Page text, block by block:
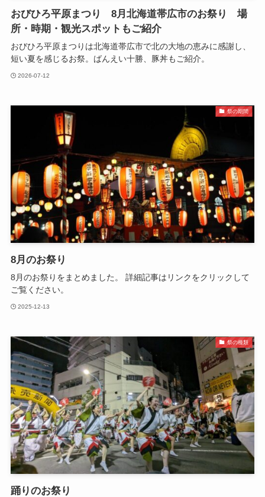
おびひろ平原まつり 8月北海道帯広市のお祭り 場
所・時期・観光スポットもご紹介
おびひろ平原まつりは北海道帯広市で北の大地の恵みに感謝し、
短い夏を感じるお祭。ばんえい十勝、豚丼もご紹介。
2026-07-12
祭の期間
8月のお祭り
8月のお祭りをまとめました。 詳細記事はリンクをクリックして
ご覧ください。
2025-12-13
祭の種類
踊りのお祭り